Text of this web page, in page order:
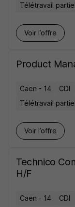
Télétravail partiel
Voir l’offre
Product
Caen - 14 CDI
Télétravail partiel
Voir l’offre
Technico
H/F
Caen - 14 CDI